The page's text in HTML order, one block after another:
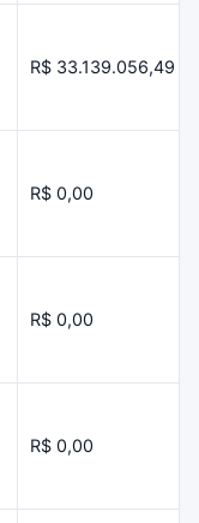
R$ 33.139.056,49
R$ 0,00
R$ 0,00
R$ 0,00